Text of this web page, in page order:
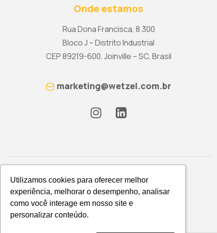
Utilizamos cookies para oferecer melhor
experiência, melhorar o desempenho, analisar
como você interage em nosso site e
personalizar conteúdo.
Utilizamos cookies para oferecer melhor
experiência, melhorar o desempenho, analisar
como você interage em nosso site e
personalizar conteúdo.
Onde estamos
Rua Dona Francisca, 8.300
Bloco J – Distrito Industrial
CEP 89219-600, Joinville – SC, Brasil
marketing@wetzel.com.br
Política de Privacidade